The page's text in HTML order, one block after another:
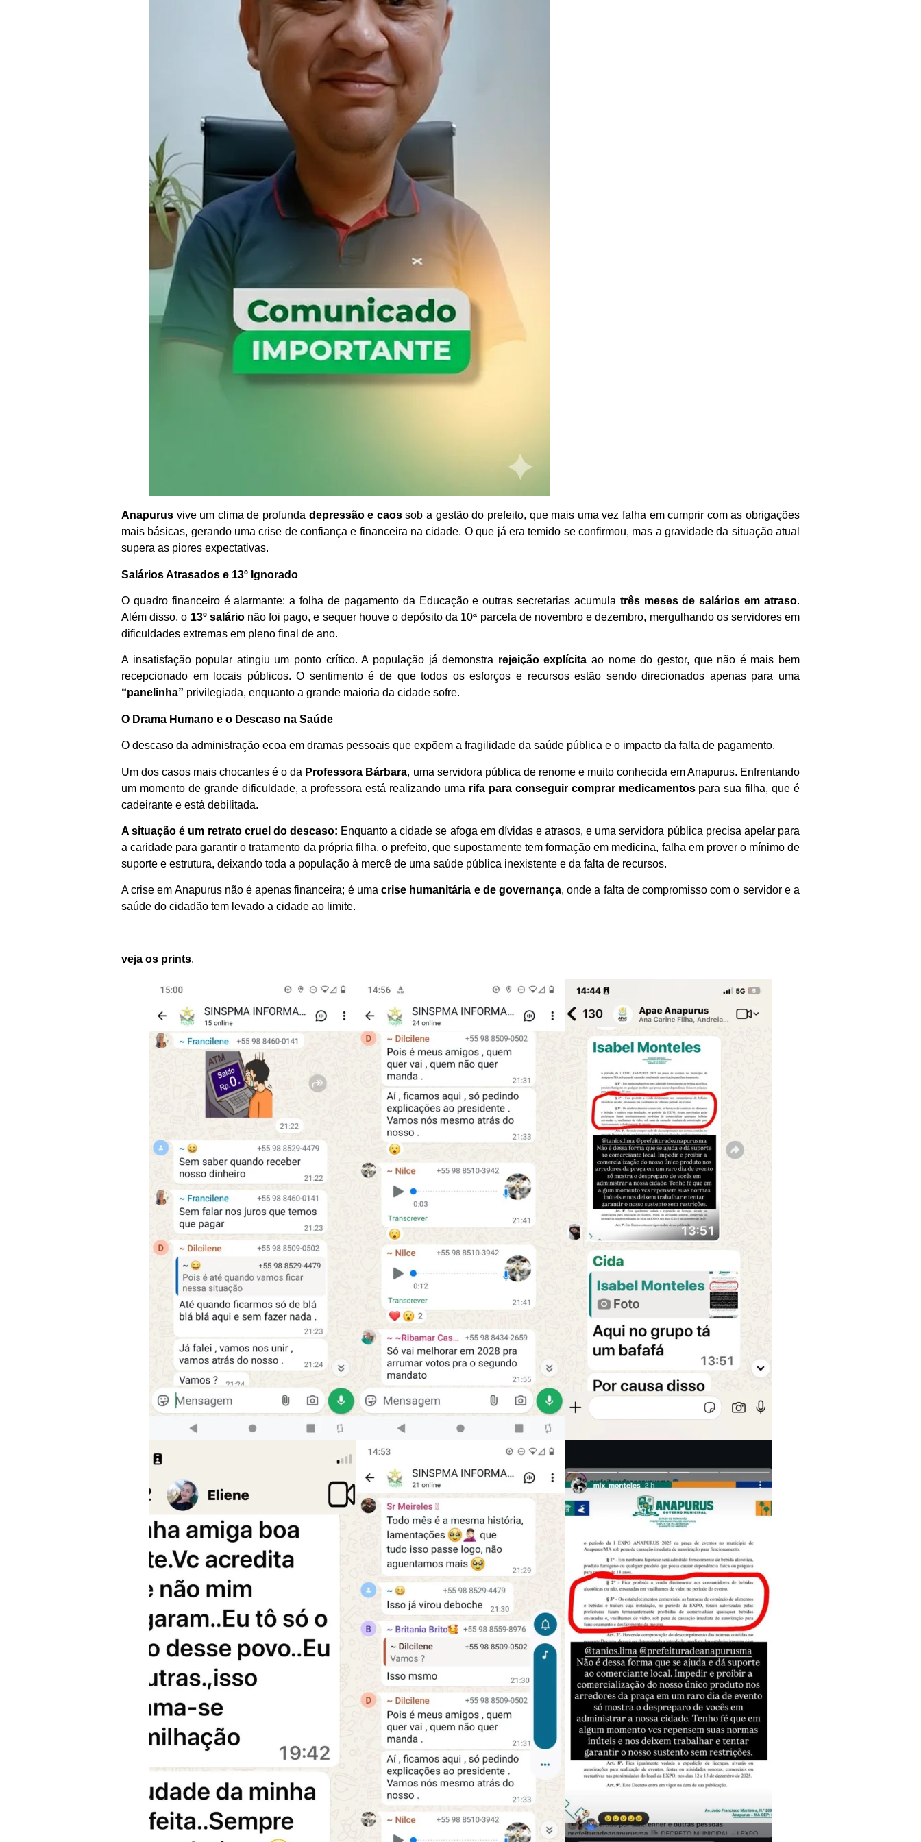
Anapurus vive um clima de profunda depressão e caossob a gestão do prefeito, que mais uma vez falha em cumprir com as obrigações
mais básicas, gerando uma crise de confiança e financeira na cidade. O que já era temido se confirmou, mas a gravidade da situação atual
supera as piores expectativas.
Salários Atrasados e 13º Ignorado
O quadro financeiro é alarmante: a folha de pagamento da Educação e outras secretarias acumula três meses de salários em atraso.
Além disso, o 13º salárionão foi pago, e sequer houve o depósito da 10ª parcela de novembro e dezembro, mergulhando os servidores em
dificuldades extremas em pleno final de ano.
A insatisfação popular atingiu um ponto crítico. A população já demonstra rejeição explícita ao nome do gestor, que não é mais bem
recepcionado em locais públicos. O sentimento é de que todos os esforços e recursos estão sendo direcionados apenas para uma
“panelinha” privilegiada, enquanto a grande maioria da cidade sofre.
O Drama Humano e o Descaso na Saúde
O descaso da administração ecoa em dramas pessoais que expõem a fragilidade da saúde pública e o impacto da falta de pagamento.
Um dos casos mais chocantes é o da Professora Bárbara, uma servidora pública de renome e muito conhecida em Anapurus. Enfrentando
um momento de grande dificuldade, a professora está realizando uma rifa para conseguir comprar medicamentospara sua filha, que é
cadeirante e está debilitada.
A situação é um retrato cruel do descaso: Enquanto a cidade se afoga em dívidas e atrasos, e uma servidora pública precisa apelar para
a caridade para garantir o tratamento da própria filha, o prefeito, que supostamente tem formação em medicina, falha em prover o mínimo de
suporte e estrutura, deixando toda a população à mercê de uma saúde pública inexistente e da falta de recursos.
A crise em Anapurus não é apenas financeira; é umacrise humanitária e de governança, onde a falta de compromisso com o servidor e a
saúde do cidadão tem levado a cidade ao limite.
veja os prints.